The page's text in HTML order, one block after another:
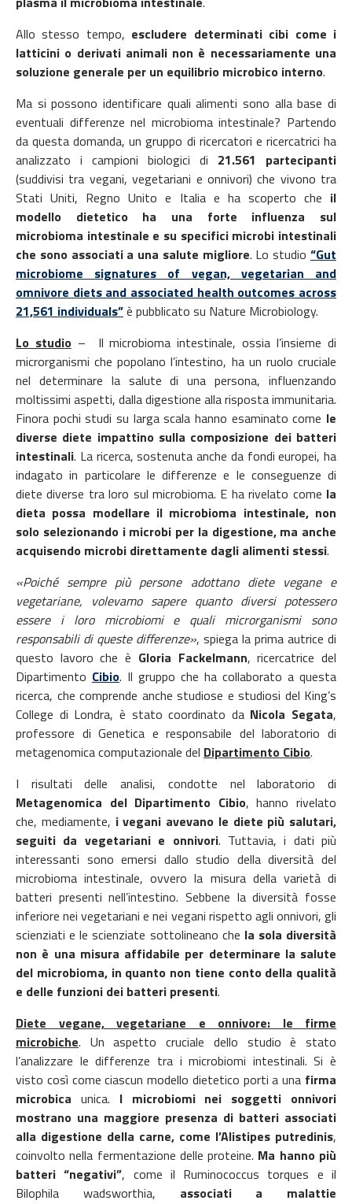
Allo stesso tempo, escludere determinati cibi come i
latticini o derivati animali non è necessariamente una
soluzione generale per un equilibrio microbico interno.
Ma si possono identificare quali alimenti sono alla base di
eventuali differenze nel microbioma intestinale? Partendo
da questa domanda, un gruppo di ricercatori e ricercatrici ha
analizzato i campioni biologici di 21.561 partecipanti
(suddivisi tra vegani, vegetariani e onnivori) che vivono tra
Stati Uniti, Regno Unito e Italia e ha scoperto che il
modello dietetico ha una forte influenza sul
microbioma intestinale e su specifici microbi intestinali
che sono associati a una salute migliore. Lo studio“Gut
microbiome signatures of vegan, vegetarian and
omnivore diets and associated health outcomes across
21,561 individuals”è pubblicato su Nature Microbiology.
Lo studio– Il microbioma intestinale, ossia l’insieme di
microrganismi che popolano l’intestino, ha un ruolo cruciale
nel determinare la salute di una persona, influenzando
moltissimi aspetti, dalla digestione alla risposta immunitaria.
Finora pochi studi su larga scala hanno esaminato come le
diverse diete impattino sulla composizione dei batteri
intestinali. La ricerca, sostenuta anche da fondi europei, ha
indagato in particolare le differenze e le conseguenze di
diete diverse tra loro sul microbioma. E ha rivelato come la
dieta possa modellare il microbioma intestinale, non
solo selezionando i microbi per la digestione, ma anche
acquisendo microbi direttamente dagli alimenti stessi.
«Poiché sempre più persone adottano diete vegane e
vegetariane, volevamo sapere quanto diversi potessero
essere i loro microbiomi e quali microrganismi sono
responsabili di queste differenze», spiega la prima autrice di
questo lavoro che è Gloria Fackelmann, ricercatrice del
Dipartimento Cibio. Il gruppo che ha collaborato a questa
ricerca, che comprende anche studiose e studiosi del King’s
College di Londra, è stato coordinato da Nicola Segata,
professore di Genetica e responsabile del laboratorio di
metagenomica computazionale del Dipartimento Cibio.
I risultati delle analisi, condotte nel laboratorio di
Metagenomica del Dipartimento Cibio, hanno rivelato
che, mediamente, i vegani avevano le diete più salutari,
seguiti da vegetariani e onnivori. Tuttavia, i dati più
interessanti sono emersi dallo studio della diversità del
microbioma intestinale, ovvero la misura della varietà di
batteri presenti nell’intestino. Sebbene la diversità fosse
inferiore nei vegetariani e nei vegani rispetto agli onnivori, gli
scienziati e le scienziate sottolineano che la sola diversità
non è una misura affidabile per determinare la salute
del microbioma, in quanto non tiene conto della qualità
e delle funzioni dei batteri presenti.
Diete vegane, vegetariane e onnivore: le firme
microbiche. Un aspetto cruciale dello studio è stato
l’analizzare le differenze tra i microbiomi intestinali. Si è
visto così come ciascun modello dietetico porti a una firma
microbica unica. I microbiomi nei soggetti onnivori
mostrano una maggiore presenza di batteri associati
alla digestione della carne, come l’Alistipes putredinis,
coinvolto nella fermentazione delle proteine. Ma hanno più
batteri “negativi”, come il Ruminococcus torques e il
Bilophila wadsworthia, associati a malattie